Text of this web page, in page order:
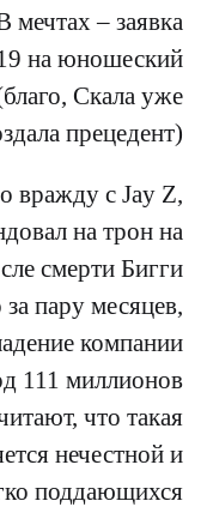
– заявка
на юношеский
Скала уже
прецедент).
вражду с Jay Z,
на трон на
смерти Бигги
пару месяцев,
компании
111 миллионов
что такая
нечестной и
поддающихся